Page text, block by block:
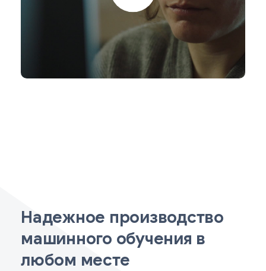
Надежное производство
машинного обучения в
любом месте